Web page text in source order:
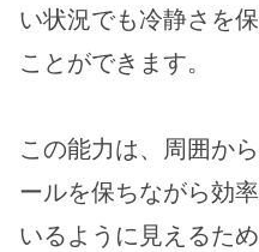
い状況でも冷静さを
ことができます。
この能力は、周囲か
ールを保ちながら効
いるように見えるた